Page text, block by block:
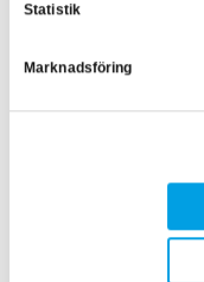
Statistik
Marknadsföring
marken och påbörjat
förändringar
“ändring i ritningen”
exempel väggfasad
övningar. Man utgår
sig fram utifrån olika
lärdom av varandra